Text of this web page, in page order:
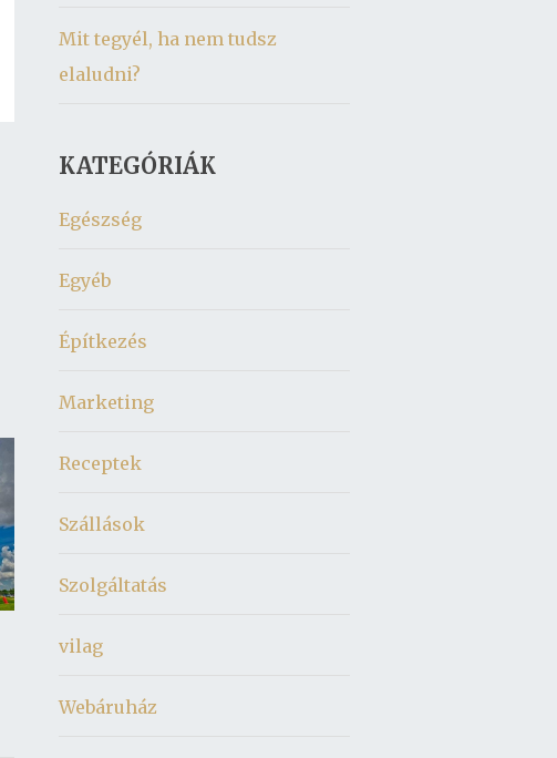
Mit tegyél, ha nem tudsz
elaludni?
KATEGÓRIÁK
Egészség
Egyéb
Építkezés
Marketing
Receptek
Szállások
Szolgáltatás
vilag
Webáruház